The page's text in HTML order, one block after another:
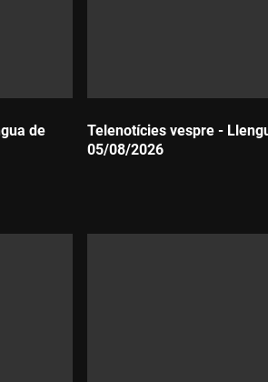
de
Telenotícies vespre -
05/08/2026